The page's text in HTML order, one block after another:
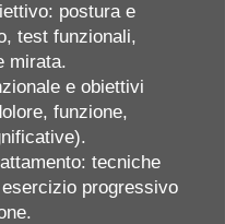
postura e
test funzionali,
mirata.
e obiettivi
funzione,
tecniche
progressivo